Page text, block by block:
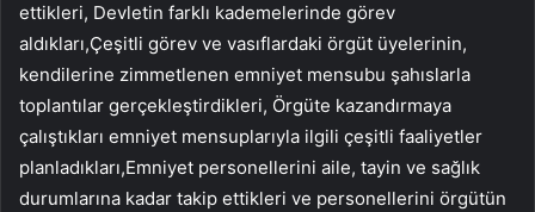
ettikleri, Devletin farklı kademelerinde görev
aldıkları,Çeşitli görev ve vasıflardaki örgüt üyelerinin,
kendilerine zimmetlenen emniyet mensubu şahıslarla
toplantılar gerçekleştirdikleri, Örgüte kazandırmaya
çalıştıkları emniyet mensuplarıyla ilgili çeşitli faaliyetler
planladıkları,Emniyet personellerini aile, tayin ve sağlık
durumlarına kadar takip ettikleri ve personellerini örgütün